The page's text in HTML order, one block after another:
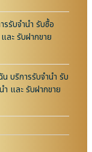
รรับจำนำ รับซื้อ
ละ รับฝากขาย
น บริการรับจำนำ รับ
และ รับฝากขาย